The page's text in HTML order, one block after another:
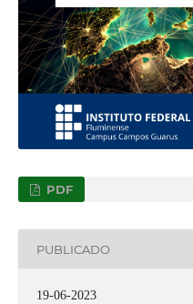
PDF
PUBLICADO
19-06-2023